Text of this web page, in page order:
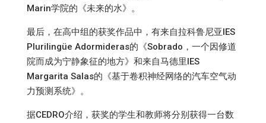
Marin学院的《未来的水》。
最后，在高中组的获奖作品中，有来自拉科鲁尼亚IES
Plurilingüe Adormideras的《Sobrado，一个因修道
院而成为宁静象征的地方》和来自马德里IES
Margarita Salas的《基于卷积神经网络的汽车空气动
力预测系统》。
据CEDRO介绍，获奖的学生和教师将分别获得一台数